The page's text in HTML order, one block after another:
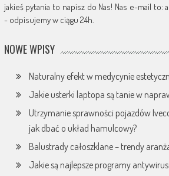
jakieś pytania to napisz do Nas! Nas e-mail to:
- odpisujemy w ciągu 24h.
NOWE WPISY
Naturalny efekt w medycynie
Jakie usterki laptopa są tanie w
Utrzymanie sprawności pojazdów
jak dbać o układ hamulcowy?
Balustrady całoszklane – trendy
Jakie są najlepsze programy